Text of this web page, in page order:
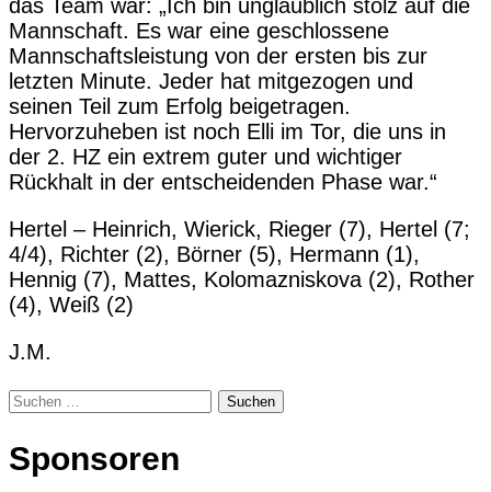
das Team war: „Ich bin unglaublich stolz auf die
Mannschaft. Es war eine geschlossene
Mannschaftsleistung von der ersten bis zur
letzten Minute. Jeder hat mitgezogen und
seinen Teil zum Erfolg beigetragen.
Hervorzuheben ist noch Elli im Tor, die uns in
der 2. HZ ein extrem guter und wichtiger
Rückhalt in der entscheidenden Phase war.“
Hertel – Heinrich, Wierick, Rieger (7), Hertel (7;
4/4), Richter (2), Börner (5), Hermann (1),
Hennig (7), Mattes, Kolomazniskova (2), Rother
(4), Weiß (2)
J.M.
Suchen
Sponsoren